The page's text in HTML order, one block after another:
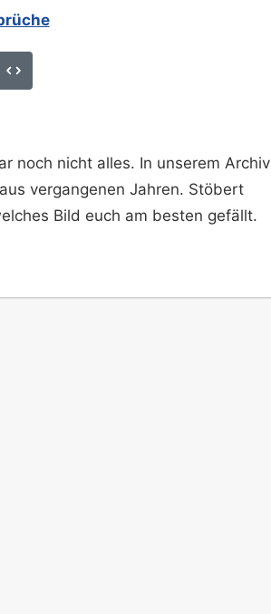
noch nicht alles. In unserem Archiv
vergangenen Jahren. Stöbert
Bild euch am besten gefällt.